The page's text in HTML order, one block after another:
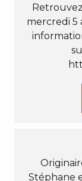
mercredi 5
Stéphane